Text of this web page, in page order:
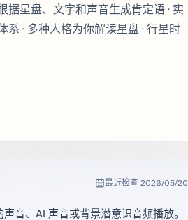
据星盘、文字和声音生成肯定语 · 实
· 多种人格为你解读星盘 · 行星时
最近检查 2026/05/20
音、AI 声音或背景潜意识音频播放。